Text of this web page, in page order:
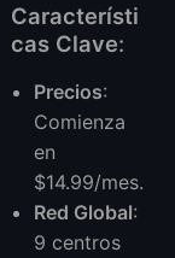
Característi
cas Clave:
Precios:
Comienza
en
$14.99/mes.
Red Global:
9 centros